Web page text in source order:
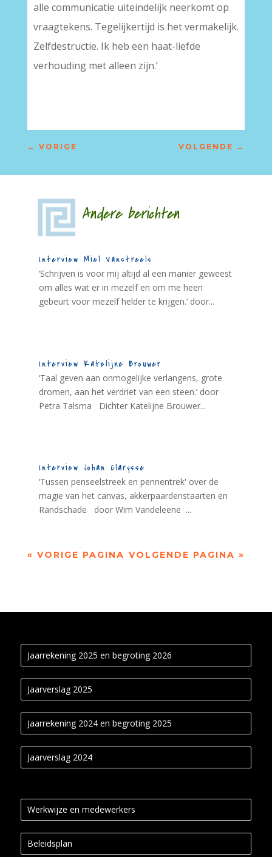
alle communicatie uiteindelijk neerkomt op
vraagtekens. Tegelijkertijd is het vermakelijk.
Zelfdestructie. Ik heb een haat-liefde
verhouding met alleen zijn.’
← VORIGE VOLGENDE →
Andere berichten
Interview Miel Vanstreels
‘Schrijven is voor mij altijd al een manier geweest
om alles wat er in mezelf en om me heen
gebeurt voor mezelf helder te krijgen.’ door...
Interview Katelijne Brouwer
‘Taal geven aan onmogelijke verlangens, grote
dromen, aan het verdriet van een steen.’ door
Petra Talsma Dichter Katelijne Brouwer...
Interview Johan Clarysse
‘Tussen penseelstreek en pennentrek' over de
magie van het canvas, akkerpaardenstaarten en
Randschade door Wim Vandeleene ...
« VORIGE PAGINA VOLGENDE PAGINA »
Jaarrekening 2025 en begroting 2026
Jaarverslag 2025
Jaarrekening 2024 en begroting 2025
Jaarverslag 2024
Werkwijze en medewerkers
Beleidsplan